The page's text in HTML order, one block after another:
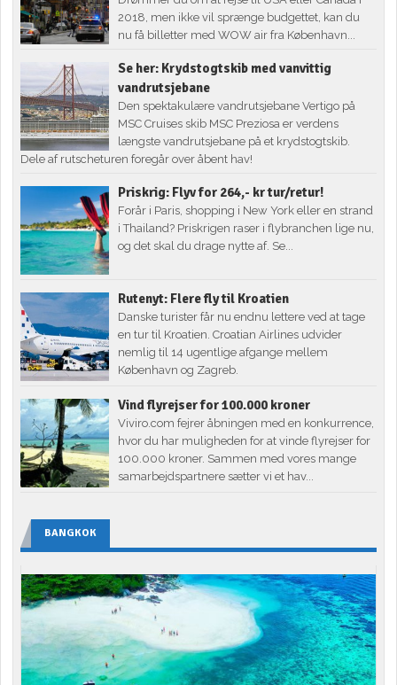
2018, men ikke vil sprænge budgettet, kan du
nu få billetter med WOW air fra København...
Se her: Krydstogtskib med vanvittig
vandrutsjebane
Den spektakulære vandrutsjebane Vertigo på
MSC Cruises skib MSC Preziosa er verdens
længste vandrutsjebane på et krydstogtskib.
Dele af rutscheturen foregår over åbent hav!
Priskrig: Flyv for 264,- kr tur/retur!
Forår i Paris, shopping i New York eller en strand
i Thailand? Priskrigen raser i flybranchen lige nu,
og det skal du drage nytte af. Se...
Rutenyt: Flere fly til Kroatien
Danske turister får nu endnu lettere ved at tage
en tur til Kroatien. Croatian Airlines udvider
nemlig til 14 ugentlige afgange mellem
København og Zagreb.
Vind flyrejser for 100.000 kroner
Viviro.com fejrer åbningen med en konkurrence,
hvor du har muligheden for at vinde flyrejser for
100.000 kroner. Sammen med vores mange
samarbejdspartnere sætter vi et hav...
BANGKOK